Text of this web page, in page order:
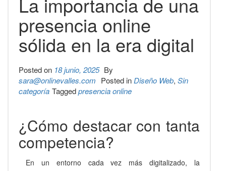
presencia online
sólida en la era digital
Posted on 18 junio, 2025 By
sara@onlinevalles.com Posted inDiseño Web, Sin
categoría Taggedpresencia online
¿Cómo destacar con tanta
competencia?
En un entorno cada vez más digitalizado, la